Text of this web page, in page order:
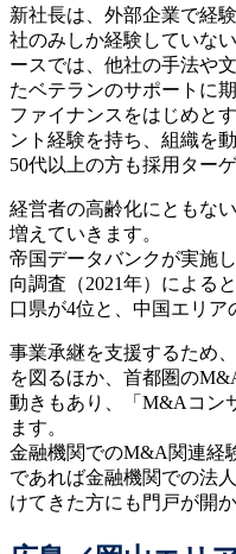
新社長は、外部企業で経
社のみしか経験していな
ースでは、他社の手法や
たベテランのサポートに
ファイナンスをはじめと
ント経験を持ち、組織を
50代以上の方も採用ター
経営者の高齢化にともな
増えていきます。
帝国データバンクが実施
向調査（2021年）による
口県が4位と、中国エリア
事業承継を支援するため
を図るほか、首都圏の
動きもあり、「M&Aコン
ます。
金融機関でのM&A関連経
であれば金融機関での法
けてきた方にも門戸が開